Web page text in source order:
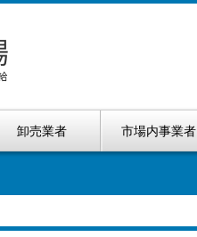
卸売業者 市場内事業者